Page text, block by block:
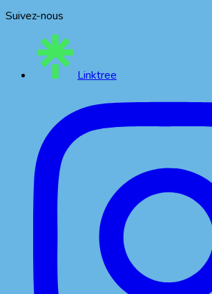
Suivez-nous
Linktree